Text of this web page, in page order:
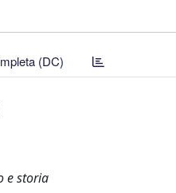
(DC)
e storia